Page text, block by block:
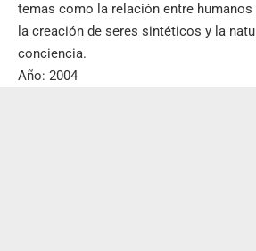
temas como la relación entre
la creación de seres sintéticos y la
conciencia.
Año: 2004